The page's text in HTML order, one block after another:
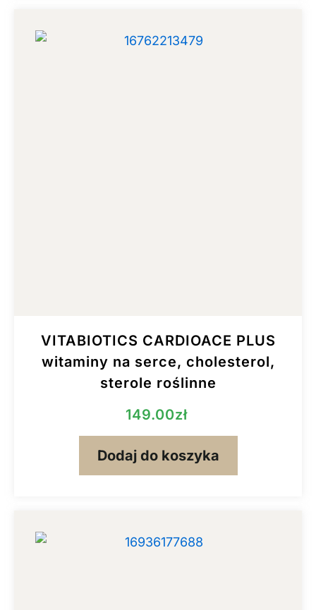
VITABIOTICS CARDIOACE PLUS
witaminy na serce, cholesterol,
sterole roślinne
149.00zł
Dodaj do koszyka